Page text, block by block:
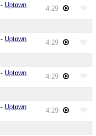
- Uptown
4:29
- Uptown
4:29
- Uptown
4:29
- Uptown
4:29